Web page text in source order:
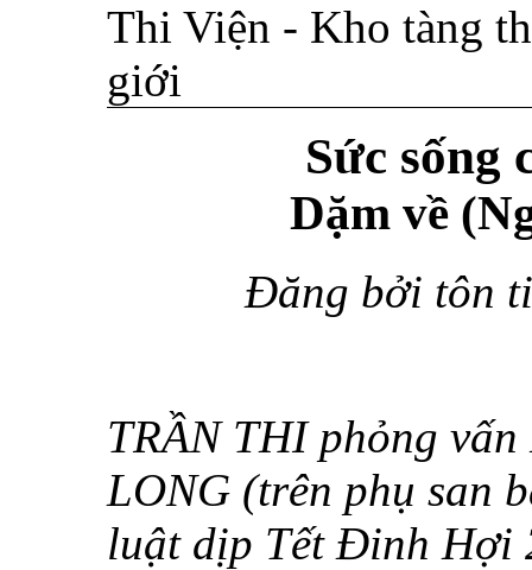
Thi Viện - Kho tàng
giới
Sức sống
Dặm về
Đăng bởi tôn
TRẦN THI phỏng
LONG (trên phụ san
luậtdịp Tết Đinh Hợi